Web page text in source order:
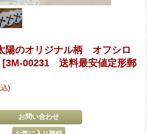
陽のオリジナル柄 オフシロ
[3M-00231 送料最安値定形郵
)